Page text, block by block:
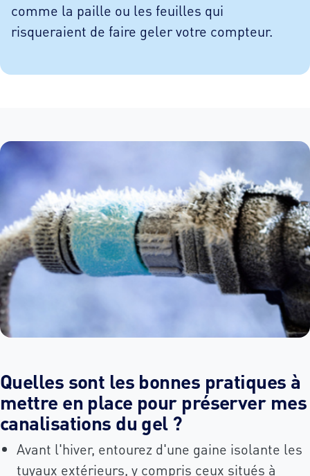
comme la paille ou les feuilles qui
risqueraient de faire geler votre compteur.
Quelles sont les bonnes pratiques à
mettre en place pour préserver mes
canalisations du gel ?
Avant l'hiver, entourez d'une gaine isolante les
tuyaux extérieurs, y compris ceux situés à